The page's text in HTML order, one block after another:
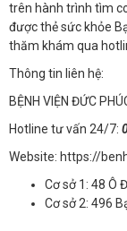
trên hành trình tìm
được thẻ sức khỏe
thăm khám qua
Thông tin liên hệ:
BỆNH VIỆN ĐỨC
Hotline tư vấn 24/7:
Website: https://
Cơ sở 1: 48 Ô
Cơ sở 2: 496